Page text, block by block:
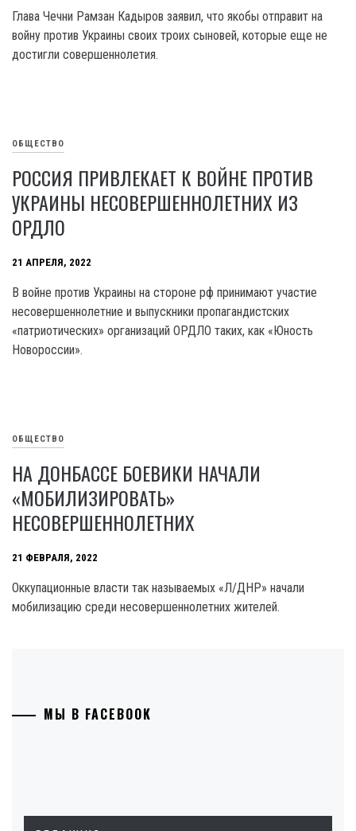
Глава Чечни Рамзан Кадыров заявил, что якобы отправит на
войну против Украины своих троих сыновей, которые еще не
достигли совершеннолетия.
ОБЩЕСТВО
РОССИЯ ПРИВЛЕКАЕТ К ВОЙНЕ ПРОТИВ
УКРАИНЫ НЕСОВЕРШЕННОЛЕТНИХ ИЗ
ОРДЛО
21 АПРЕЛЯ, 2022
В войне против Украины на стороне рф принимают участие
несовершеннолетние и выпускники пропагандистских
«патриотических» организаций ОРДЛО таких, как «Юность
Новороссии».
ОБЩЕСТВО
НА ДОНБАССЕ БОЕВИКИ НАЧАЛИ
«МОБИЛИЗИРОВАТЬ»
НЕСОВЕРШЕННОЛЕТНИХ
21 ФЕВРАЛЯ, 2022
Оккупационные власти так называемых «Л/ДНР» начали
мобилизацию среди несовершеннолетних жителей.
МЫ В FACEBOOK